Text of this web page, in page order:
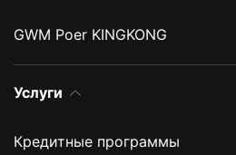
GWM Poer KINGKONG
Услуги
Кредитные программы